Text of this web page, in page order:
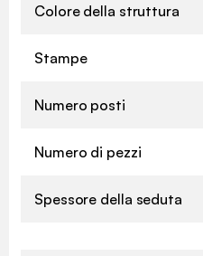
Colore della struttura
Stampe
Numero posti
Numero di pezzi
Spessore della seduta